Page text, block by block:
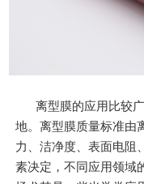
离型膜的应用比较
地。离型膜质量标准由
力、洁净度、表面电阻
素决定，不同应用领域